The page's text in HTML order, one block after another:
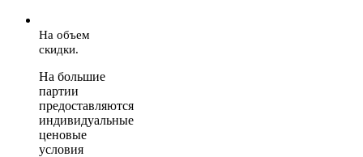
На объем
скидки.
На большие
партии
предоставляются
индивидуальные
ценовые
условия